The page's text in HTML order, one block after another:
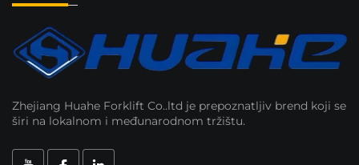
Zhejiang Huahe Forklift Co..ltd je prepoznatljiv brend koji se
širi na lokalnom i međunarodnom tržištu.